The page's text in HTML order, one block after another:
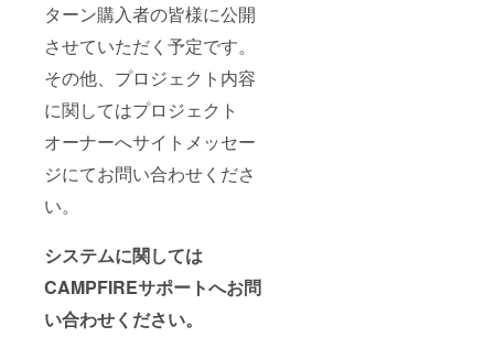
ターン購入者の皆様に公開
させていただく予定です。
その他、プロジェクト内容
に関してはプロジェクト
オーナーへサイトメッセー
ジにてお問い合わせくださ
い。
システムに関しては
CAMPFIREサポートへお問
い合わせください。